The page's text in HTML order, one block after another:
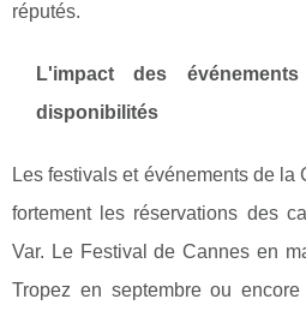
réputés.
L'impact des
disponibilités
Les festivals et événements de la
fortement les réservations des
Var. Le Festival de Cannes en
Tropez en septembre ou